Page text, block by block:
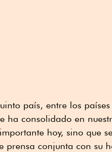
país, entre los
ha consolidado en
hoy, sino que
prensa conjunta con su